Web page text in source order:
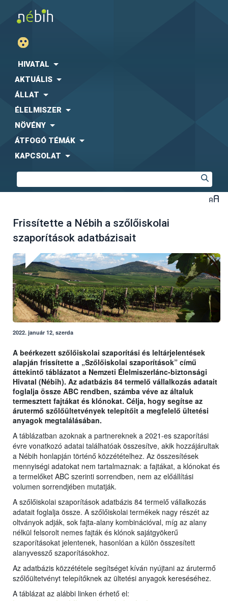
HIVATAL
AKTUÁLIS
ÁLLAT
ÉLELMISZER
NÖVÉNY
ÁTFOGÓ TÉMÁK
KAPCSOLAT
Frissítette a Nébih a szőlőiskolai
szaporítások adatbázisait
2022. január 12, szerda
A beérkezett szőlőiskolai szaporítási és leltárjelentések
alapján frissítette a „Szőlőiskolai szaporítások” című
áttekintő táblázatot a Nemzeti Élelmiszerlánc-biztonsági
Hivatal (Nébih). Az adatbázis 84 termelő vállalkozás adatait
foglalja össze ABC rendben, számba véve az általuk
termesztett fajtákat és klónokat. Célja, hogy segítse az
árutermő szőlőültetvények telepítőit a megfelelő ültetési
anyagok megtalálásában.
A táblázatban azoknak a partnereknek a 2021-es szaporítási
évre vonatkozó adatai találhatóak összesítve, akik hozzájárultak
a Nébih honlapján történő közzétételhez. Az összesítések
mennyiségi adatokat nem tartalmaznak: a fajtákat, a klónokat és
a termelőket ABC szerinti sorrendben, nem az előállítási
volumen sorrendjében mutatják.
A szőlőiskolai szaporítások adatbázis 84 termelő vállalkozás
adatait foglalja össze. A szőlőiskolai termékek nagy részét az
oltványok adják, sok fajta-alany kombinációval, míg az alany
nélkül felsorolt nemes fajták és klónok sajátgyökerű
szaporításokat jelentenek, hasonlóan a külön összesített
alanyvessző szaporításokhoz.
Az adatbázis közzététele segítséget kíván nyújtani az árutermő
szőlőültetvényt telepítőknek az ültetési anyagok kereséséhez.
A táblázat az alábbi linken érhető el: